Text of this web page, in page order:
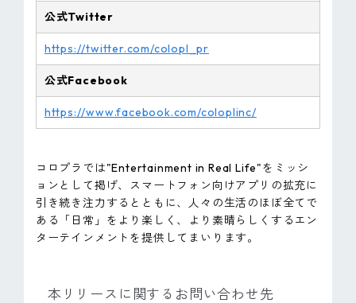
公式Twitter
https://twitter.com/colopl_pr
公式Facebook
https://www.facebook.com/coloplinc/
コロプラでは"Entertainment in Real Life"をミッシ
ョンとして掲げ、スマートフォン向けアプリの拡充に
引き続き注力するとともに、人々の生活のほぼ全てで
ある「日常」をより楽しく、より素晴らしくするエン
ターテインメントを提供してまいります。
本リリースに関するお問い合わせ先